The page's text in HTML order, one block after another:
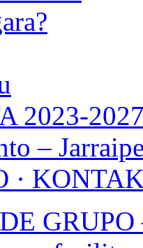
2023-
–
·